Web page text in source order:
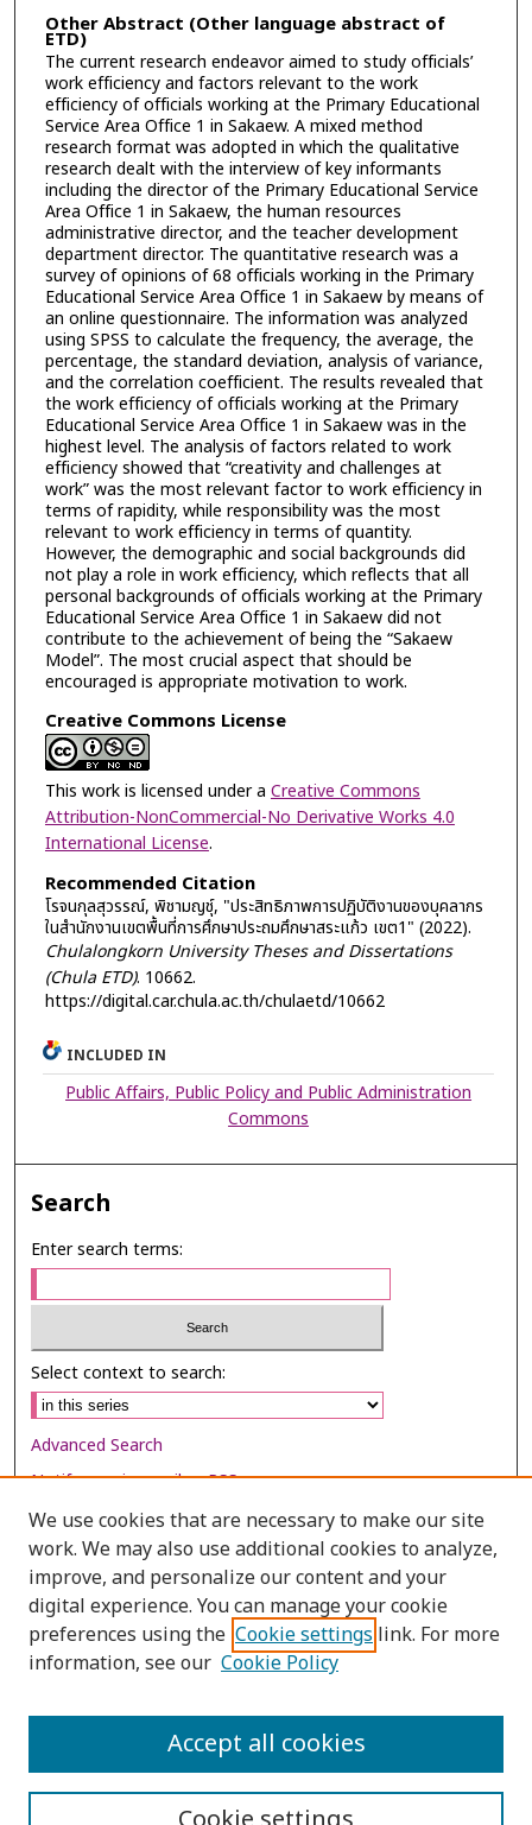
Other Abstract (Other language abstract of
ETD)
The current research endeavor aimed to study officials’
work efficiency and factors relevant to the work
efficiency of officials working at the Primary Educational
Service Area Office 1 in Sakaew. A mixed method
research format was adopted in which the qualitative
research dealt with the interview of key informants
including the director of the Primary Educational Service
Area Office 1 in Sakaew, the human resources
administrative director, and the teacher development
department director. The quantitative research was a
survey of opinions of 68 officials working in the Primary
Educational Service Area Office 1 in Sakaew by means of
an online questionnaire. The information was analyzed
using SPSS to calculate the frequency, the average, the
percentage, the standard deviation, analysis of variance,
and the correlation coefficient. The results revealed that
the work efficiency of officials working at the Primary
Educational Service Area Office 1 in Sakaew was in the
highest level. The analysis of factors related to work
efficiency showed that “creativity and challenges at
work” was the most relevant factor to work efficiency in
terms of rapidity, while responsibility was the most
relevant to work efficiency in terms of quantity.
However, the demographic and social backgrounds did
not play a role in work efficiency, which reflects that all
personal backgrounds of officials working at the Primary
Educational Service Area Office 1 in Sakaew did not
contribute to the achievement of being the “Sakaew
Model”. The most crucial aspect that should be
encouraged is appropriate motivation to work.
Creative Commons License
This work is licensed under a Creative Commons
Attribution-NonCommercial-No Derivative Works 4.0
International License.
Recommended Citation
โรจนกุลสุวรรณ์, พิชามญชุ์, "ประสิทธิภาพการปฏิบัติงานของบุคลากร
ในสำนักงานเขตพื้นที่การศึกษาประถมศึกษาสระแก้ว เขต1" (2022).
Chulalongkorn University Theses and Dissertations
(Chula ETD). 10662.
https://digital.car.chula.ac.th/chulaetd/10662
INCLUDED IN
Public Affairs, Public Policy and Public Administration
Commons
Search
Enter search terms:
Select context to search:
Advanced Search
Notify me via email orRSS
Browse
Collections
Disciplines
Authors
We use cookies that are necessary to make our site
work. We may also use additional cookies to analyze,
improve, and personalize our content and your
digital experience. You can manage your cookie
preferences using the Cookie settings link. For more
information, see our Cookie Policy
Accept all cookies